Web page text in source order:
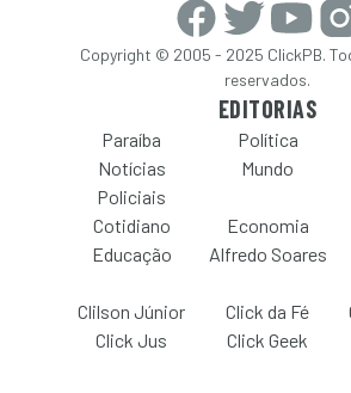
Copyright © 2005 - 2025 ClickPB.
reservados.
EDITORIAS
Paraíba Política
Notícias
Policiais
Mundo
Cotidiano Economia
Educação
Alfredo Soares
Clilson Júnior
Click da Fé
Click Jus
Click Geek